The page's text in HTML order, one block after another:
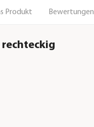
Produkt Bewertungen
rechteckig